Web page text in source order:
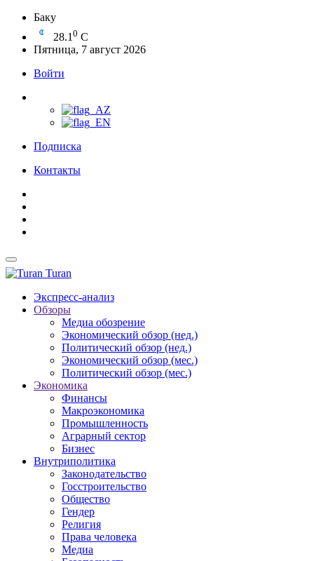
Баку
28.1 0 C
Пятница, 7 август 2026
Войти
Подписка
Контакты
Turan
Экспресс-анализ
Обзоры
Медиа обозрение
Экономический обзор (нед.)
Политический обзор (нед.)
Экономический обзор (мес.)
Политический обзор (мес.)
Экономика
Финансы
Макроэкономика
Промышленность
Аграрный сектор
Бизнес
Внутриполитика
Законодательство
Госстроительство
Общество
Гендер
Религия
Права человека
Медиа